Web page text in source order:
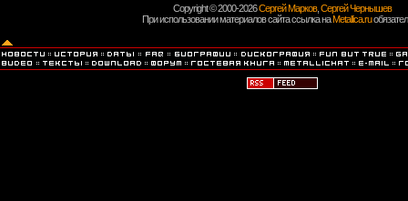
Copyright © 2000-2026Сергей Марков, Сергей Чернышев
При использовании материалов сайта ссылка наMetallica.ru